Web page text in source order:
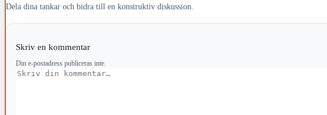
Dela dina tankar och bidra till en konstruktiv diskussion.
Skriv en kommentar
Din e-postadress publiceras inte.
Kommentar